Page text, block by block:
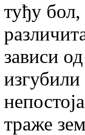
туђу
зависи
изгубили
траже